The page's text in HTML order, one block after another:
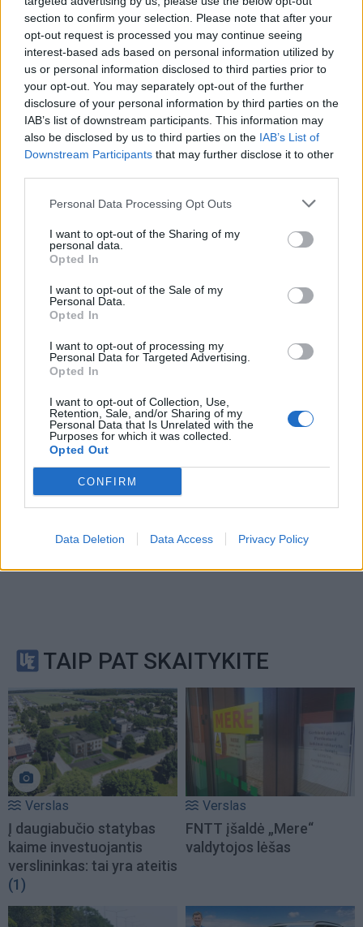
section to confirm your selection. Please note that after your
opt-out request is processed you may continue seeing
interest-based ads based on personal information utilized by
us or personal information disclosed to third parties prior to
your opt-out. You may separately opt-out of the further
disclosure of your personal information by third parties on the
IAB’s list of downstream participants. This information may
also be disclosed by us to third parties on the IAB’s List of
Downstream Participants that may further disclose it to other
Personal Data Processing Opt Outs
I want to opt-out of the Sharing of my
personal data.
Opted In
I want to opt-out of the Sale of my
Personal Data.
Opted In
I want to opt-out of processing my
Personal Data for Targeted Advertising.
Opted In
I want to opt-out of Collection, Use,
Retention, Sale, and/or Sharing of my
Personal Data that Is Unrelated with the
Purposes for which it was collected.
Opted Out
CONFIRM
Data Deletion Data Access Privacy Policy
Rašyti komentarą
Jūsų vardas
Komentaras
Sutinku su taisyklėmis
This site is protected by
Privacy Policy
Terms of
Serviceapply.
TAIP PAT SKAITYKITE
Verslas
Į daugiabučio statybas
kaime investuojantis
verslininkas: tai yra ateitis
(1)
Verslas
FNTT įšaldė „Mere“
valdytojos lėšas